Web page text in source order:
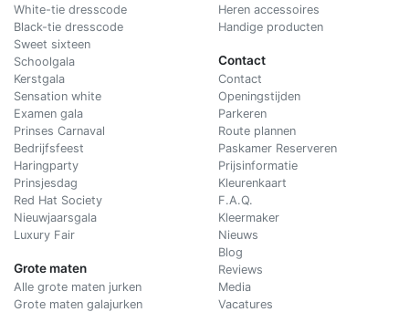
White-tie dresscode
Black-tie dresscode
Sweet sixteen
Schoolgala
Kerstgala
Sensation white
Examen gala
Prinses Carnaval
Bedrijfsfeest
Haringparty
Prinsjesdag
Red Hat Society
Nieuwjaarsgala
Luxury Fair
Grote maten
Alle grote maten jurken
Grote maten galajurken
Heren accessoires
Handige producten
Contact
Contact
Openingstijden
Parkeren
Route plannen
Paskamer Reserveren
Prijsinformatie
Kleurenkaart
F.A.Q.
Kleermaker
Nieuws
Blog
Reviews
Media
Vacatures